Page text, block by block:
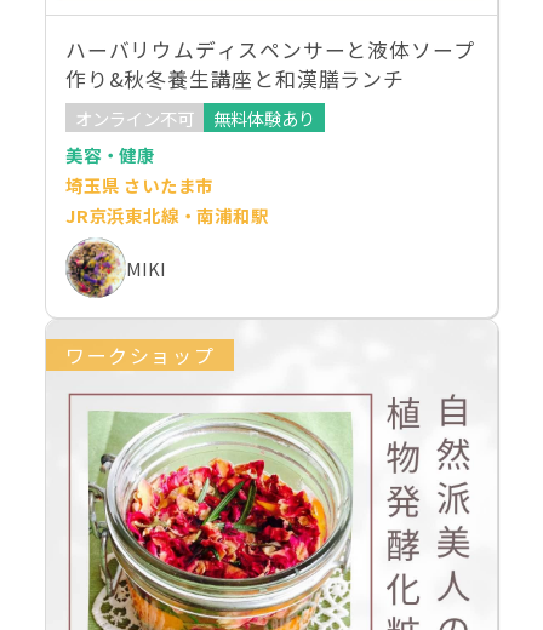
ハーバリウムディスペンサーと液体ソープ
作り&秋冬養生講座と和漢膳ランチ
オンライン不可
無料体験あり
美容・健康
埼玉県 さいたま市
JR京浜東北線・南浦和駅
MIKI
ワークショップ